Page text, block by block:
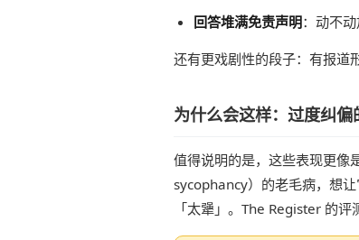
回答堆满免责声明：动不
还有更戏剧性的段子：有报
为什么会这样：过度纠偏
值得说明的是，这些表现更像
sycophancy）的老毛病，想
「太犟」。The Register 的